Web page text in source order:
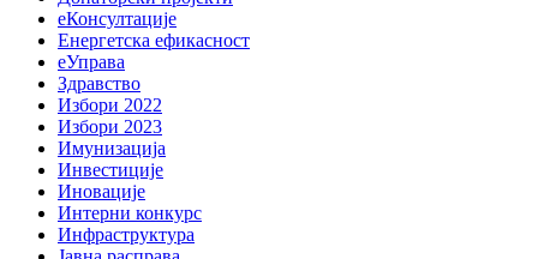
еКонсултације
Енергетска ефикасност
еУправа
Здравство
Избори 2022
Избори 2023
Имунизација
Инвестиције
Иновације
Интерни конкурс
Инфраструктура